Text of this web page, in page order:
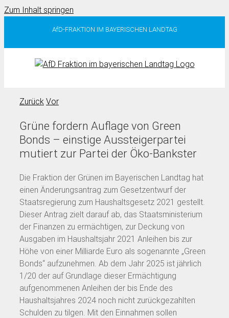
Zum Inhalt springen
AfD-FRAKTION IM BAYERISCHEN LANDTAG
Zurück Vor
Grüne fordern Auflage von Green
Bonds – einstige Aussteigerpartei
mutiert zur Partei der Öko-Bankster
Die Fraktion der Grünen im Bayerischen Landtag hat
einen Änderungsantrag zum Gesetzentwurf der
Staatsregierung zum Haushaltsgesetz 2021 gestellt.
Dieser Antrag zielt darauf ab, das Staatsministerium
der Finanzen zu ermächtigen, zur Deckung von
Ausgaben im Haushaltsjahr 2021 Anleihen bis zur
Höhe von einer Milliarde Euro als sogenannte „Green
Bonds“ aufzunehmen. Ab dem Jahr 2025 ist jährlich
1/20 der auf Grundlage dieser Ermächtigung
aufgenommenen Anleihen der bis Ende des
Haushaltsjahres 2024 noch nicht zurückgezahlten
Schulden zu tilgen. Mit den Einnahmen sollen